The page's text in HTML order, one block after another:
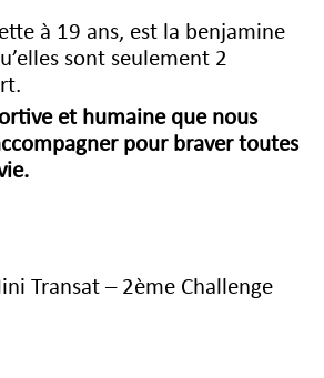
à 19 ans, est la benjamine
sont seulement 2
et humaine que nous
pour braver toutes
Transat – 2ème Challenge